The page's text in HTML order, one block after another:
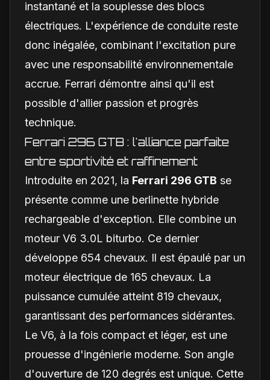
instantané et la souplesse des blocs
électriques. L'expérience de conduite reste
donc inégalée, combinant l'excitation pure
avec une responsabilité environnementale
accrue. Ferrari démontre ainsi qu'il est
possible d'allier passion et progrès
technique.
Ferrari 296 GTB : l'alliance parfaite
entre sportivité et raffinement
Introduite en 2021, la Ferrari 296 GTB se
présente comme une berlinette hybride
rechargeable d'exception. Elle combine un
moteur V6 3.0L biturbo. Ce dernier
développe 654 chevaux. Il est épaulé par un
moteur électrique de 165 chevaux. La
puissance cumulée atteint 819 chevaux,
garantissant des performances sidérantes.
Le V6, à la fois compact et léger, est une
prouesse d'ingénierie moderne. Son angle
d'ouverture de 120 degrés est unique. Cette